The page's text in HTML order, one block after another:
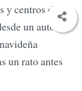
centros de
un auto en
un rato antes